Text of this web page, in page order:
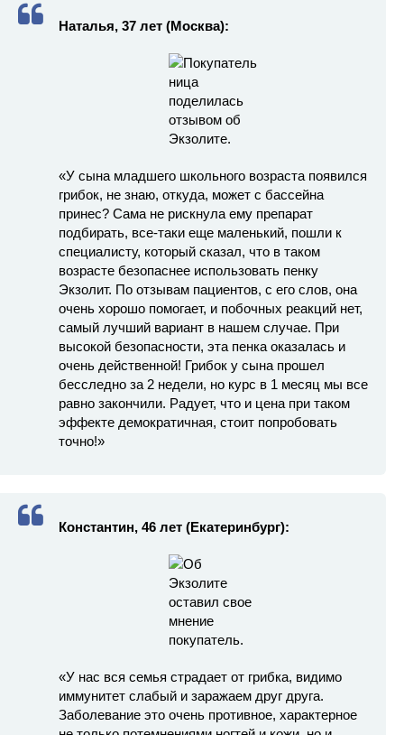
Наталья, 37 лет (Москва):
«У сына младшего школьного возраста появился
грибок, не знаю, откуда, может с бассейна
принес? Сама не рискнула ему препарат
подбирать, все-таки еще маленький, пошли к
специалисту, который сказал, что в таком
возрасте безопаснее использовать пенку
Экзолит. По отзывам пациентов, с его слов, она
очень хорошо помогает, и побочных реакций нет,
самый лучший вариант в нашем случае. При
высокой безопасности, эта пенка оказалась и
очень действенной! Грибок у сына прошел
бесследно за 2 недели, но курс в 1 месяц мы все
равно закончили. Радует, что и цена при таком
эффекте демократичная, стоит попробовать
точно!»
Константин, 46 лет (Екатеринбург):
«У нас вся семья страдает от грибка, видимо
иммунитет слабый и заражаем друг друга.
Заболевание это очень противное, характерное